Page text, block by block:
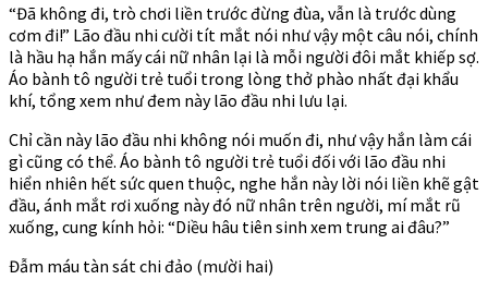
“Đã không đi, trò chơi liền trước đừng đùa, vẫn là trước dùng
cơm đi!” Lão đầu nhi cười tít mắt nói như vậy một câu nói, chính
là hầu hạ hắn mấy cái nữ nhân lại là mỗi người đôi mắt khiếp sợ.
Áo bành tô người trẻ tuổi trong lòng thở phào nhất đại khẩu
khí, tổng xem như đem này lão đầu nhi lưu lại.
Chỉ cần này lão đầu nhi không nói muốn đi, như vậy hắn làm cái
gì cũng có thể. Áo bành tô người trẻ tuổi đối với lão đầu nhi
hiển nhiên hết sức quen thuộc, nghe hắn này lời nói liền khẽ gật
đầu, ánh mắt rơi xuống này đó nữ nhân trên người, mí mắt rũ
xuống, cung kính hỏi: “Diều hâu tiên sinh xem trung ai đâu?”
Đẫm máu tàn sát chi đảo (mười hai)